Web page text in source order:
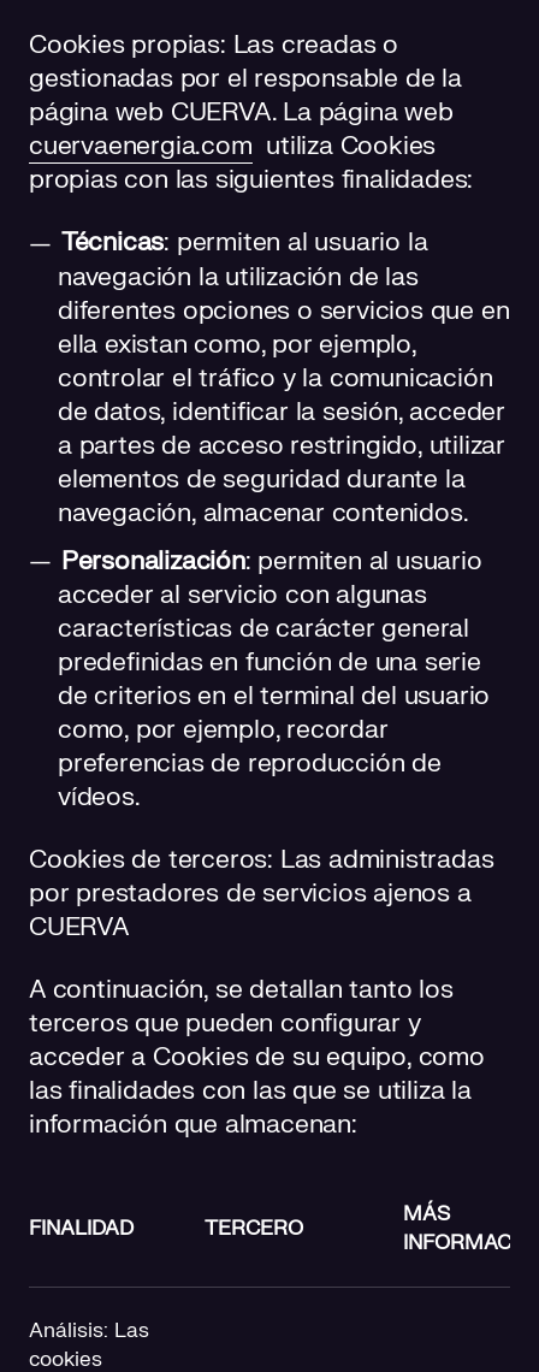
Cookies propias: Las creadas o
gestionadas por el responsable de la
página web CUERVA. La página web
cuervaenergia.com utiliza Cookies
propias con las siguientes finalidades:
Técnicas: permiten al usuario la
navegación la utilización de las
diferentes opciones o servicios que en
ella existan como, por ejemplo,
controlar el tráfico y la comunicación
de datos, identificar la sesión, acceder
a partes de acceso restringido, utilizar
elementos de seguridad durante la
navegación, almacenar contenidos.
Personalización: permiten al usuario
acceder al servicio con algunas
características de carácter general
predefinidas en función de una serie
de criterios en el terminal del usuario
como, por ejemplo, recordar
preferencias de reproducción de
vídeos.
Cookies de terceros: Las administradas
por prestadores de servicios ajenos a
CUERVA
A continuación, se detallan tanto los
terceros que pueden configurar y
acceder a Cookies de su equipo, como
las finalidades con las que se utiliza la
información que almacenan:
FINALIDAD TERCERO
MÁS
Análisis: Las
cookies